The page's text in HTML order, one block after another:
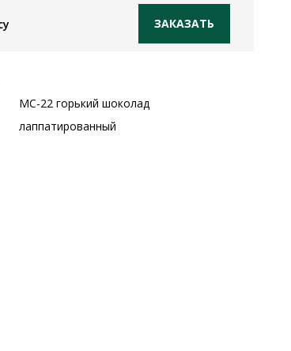
ЗАКАЗАТЬ
MC-22 горький шоколад
лаппатированный